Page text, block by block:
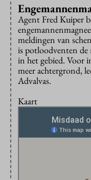
Agent Fred Kuiper
meldingen van
is potloodventen de
in het gebied. Voor
meer achtergrond,
Advalvas.
Kaart